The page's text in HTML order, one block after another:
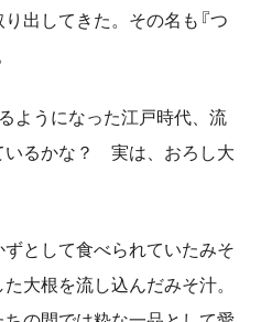
出してきた。その名も『つ
ようになった江戸時代、流
いるかな？ 実は、おろし大
として食べられていたみそ
大根を流し込んだみそ汁。